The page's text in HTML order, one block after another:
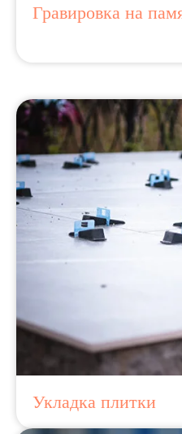
Гравировка на
Укладка плитки